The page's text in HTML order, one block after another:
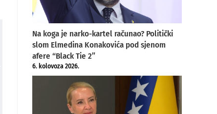
Na koga je narko-kartel računao? Politički
slom Elmedina Konakovića pod sjenom
afere “Black Tie 2”
6. kolovoza 2026.